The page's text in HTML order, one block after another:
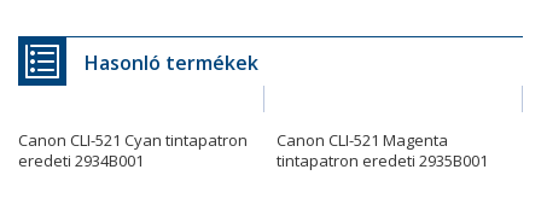
Hasonló termékek
Canon CLI-521 Cyan tintapatron
eredeti 2934B001
Canon CLI-521 Magenta
tintapatron eredeti 2935B001